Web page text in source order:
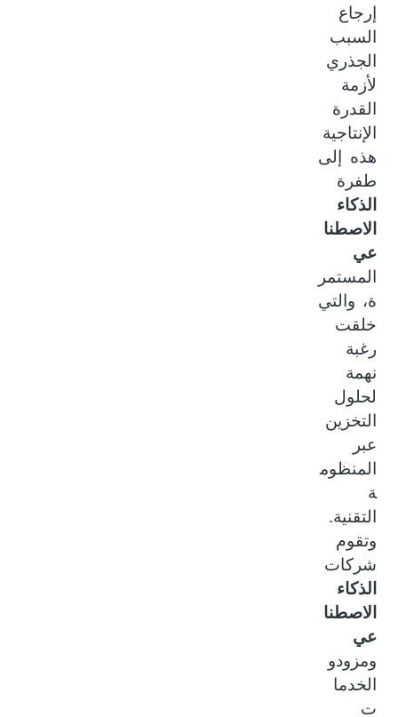
إرجاع
السبب
الجذري
لأزمة
القدرة
الإنتاجية
هذه إلى
طفرة
الذكاء
الاصطنا
عي
المستمر
ة، والتي
خلقت
رغبة
نهمة
لحلول
التخزين
عبر
المنظوم
التقنية.
وتقوم
شركات
الذكاء
الاصطنا
عي
ومزودو
الخدما